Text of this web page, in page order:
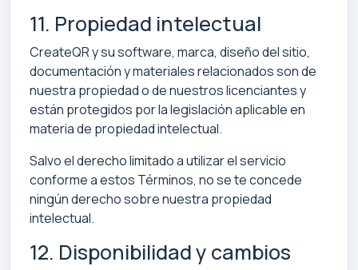
11. Propiedad intelectual
CreateQR y su software, marca, diseño del sitio,
documentación y materiales relacionados son de
nuestra propiedad o de nuestros licenciantes y
están protegidos por la legislación aplicable en
materia de propiedad intelectual.
Salvo el derecho limitado a utilizar el servicio
conforme a estos Términos, no se te concede
ningún derecho sobre nuestra propiedad
intelectual.
12. Disponibilidad y cambios